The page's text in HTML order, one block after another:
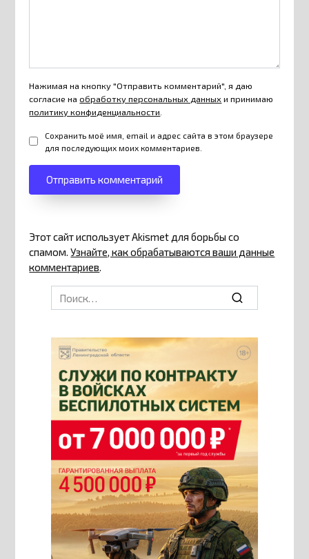
Нажимая на кнопку "Отправить комментарий", я даю
согласие наобработку персональных данных и принимаю
политику конфиденциальности
Сохранить моё имя, email и адрес сайта в этом браузере
для последующих моих комментариев.
Этот сайт использует Akismet для борьбы со
спамом.Узнайте, как обрабатываются ваши данные
комментариев.
Search
for: